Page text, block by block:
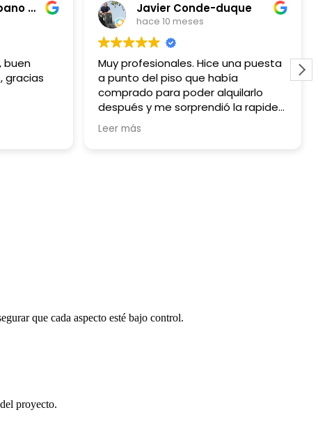
Juan Carlos Burbano Vela
buen
gracias
Javier Conde-duque
hace 10 meses
Muy profesionales. Hice una puesta
a punto del piso que había
comprado para poder alquilarlo
después y me sorprendió la rapidez
y lo sencillo que fue.
Leer más
que cada aspecto esté bajo control.
proyecto.